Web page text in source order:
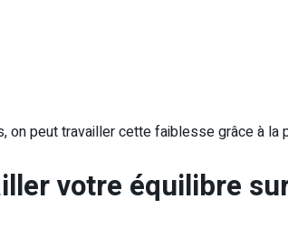
on peut travailler cette faiblesse grâce à la
votre équilibre